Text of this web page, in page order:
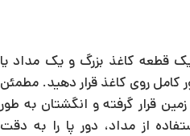
یک قطعه کاغذ بزرگ و یک مداد یا
کامل روی کاغذ قرار دهید. مطمئن
قرار گرفته و انگشتان به طور
از مداد، دور پا را به دقت